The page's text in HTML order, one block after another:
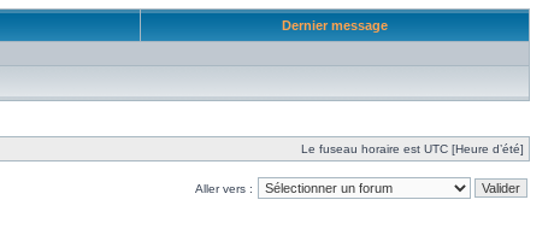
Dernier message
Le fuseau horaire est UTC [Heure d’été]
Aller vers :